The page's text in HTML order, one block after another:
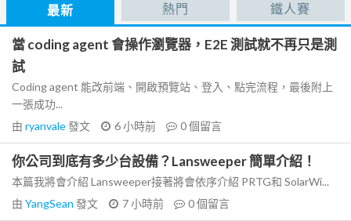
最新 熱門 鐵人賽
當 coding agent 會操作瀏覽器，E2E 測試就不再只是測
試
Coding agent 能改前端、開啟預覽站、登入、點完流程，最後附上
一張成功...
由 ryanvale發文 6 小時前 0個留言
你公司到底有多少台設備？Lansweeper 簡單介紹！
本篇我將會介紹 Lansweeper接著將會依序介紹 PRTG和 SolarWi...
由 YangSean 發文 7 小時前 0個留言